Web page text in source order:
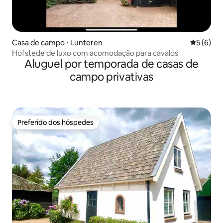
Casa de campo ⋅ Lunteren 5 de
5 (6)
Hofstede de luxo com acomodação para cavalos
Aluguel por temporada de casas de
campo privativas
Preferido dos hóspedes
Preferido dos hóspedes